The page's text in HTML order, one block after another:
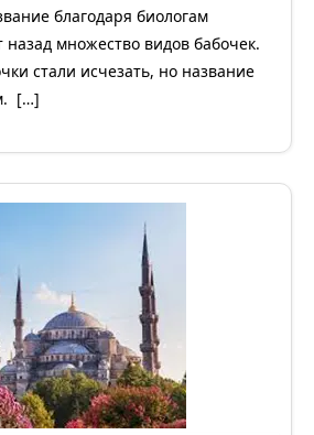
благодаря биологам
множество видов бабочек.
стали исчезать, но название
[…]